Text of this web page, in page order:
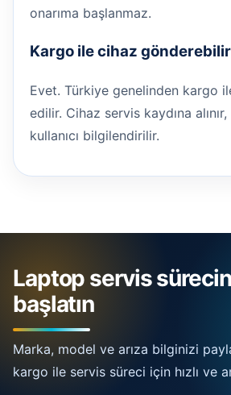
onarıma başlanmaz.
Kargo ile cihaz
Evet. Türkiye genelinden kargo
edilir. Cihaz servis kaydına
kullanıcı bilgilendirilir.
Laptop servis
başlatın
Marka, model ve arıza bilginizi
kargo ile servis süreci için hızlı ve